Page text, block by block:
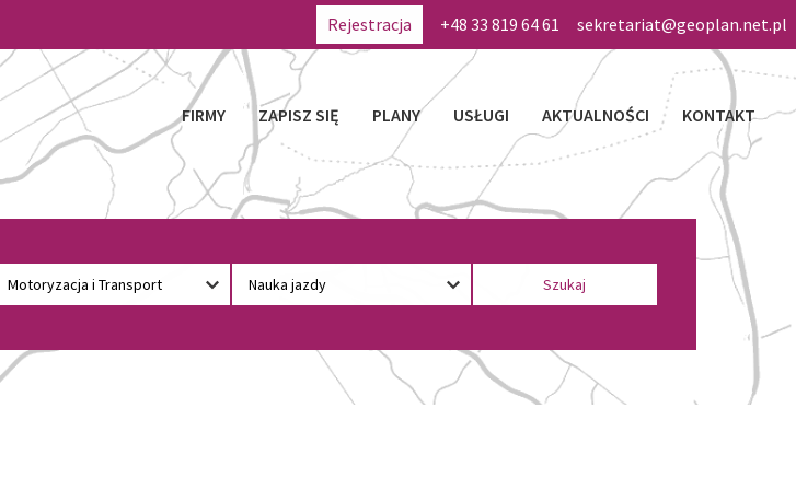
Rejestracja +48 33 819 64 61 sekretariat@geoplan.net.pl
FIRMY ZAPISZ SIĘ PLANY USŁUGI AKTUALNOŚCI KONTAKT